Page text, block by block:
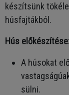
készítsünk
húsfajtákból.
Hús
A húsokat
sülni.